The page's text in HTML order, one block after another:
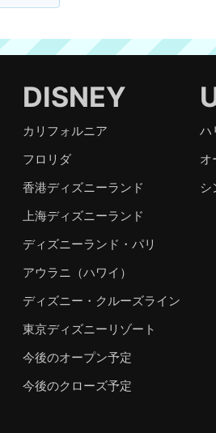
DISNEY
カリフォルニア
フロリダ
香港ディズニーランド
上海ディズニーランド
ディズニーランド・パリ
アウラニ（ハワイ）
ディズニー・クルーズライン
東京ディズニーリゾート
今後のオープン予定
今後のクローズ予定
ハ
オ
シ